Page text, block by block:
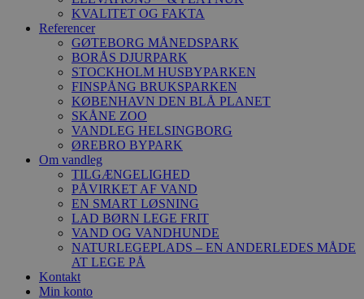
KVALITET OG FAKTA
Referencer
GØTEBORG MÅNEDSPARK
BORÅS DJURPARK
STOCKHOLM HUSBYPARKEN
FINSPÅNG BRUKSPARKEN
KØBENHAVN DEN BLÅ PLANET
SKÅNE ZOO
VANDLEG HELSINGBORG
ØREBRO BYPARK
Om vandleg
TILGÆNGELIGHED
PÅVIRKET AF VAND
EN SMART LØSNING
LAD BØRN LEGE FRIT
VAND OG VANDHUNDE
NATURLEGEPLADS – EN ANDERLEDES MÅDE
AT LEGE PÅ
Kontakt
Min konto